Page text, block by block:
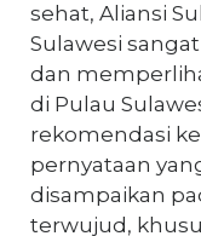
sehat, Aliansi
Sulawesi
dan
di Pulau
rekomendasi
pernyataan
disampaikan
terwujud,